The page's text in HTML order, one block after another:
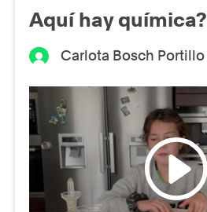
Aquí hay química?
Carlota Bosch Portillo